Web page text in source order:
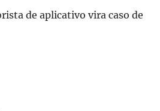
de aplicativo vira caso de